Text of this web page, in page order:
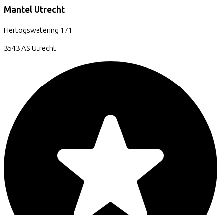
Mantel Utrecht
Hertogswetering 171
3543 AS Utrecht